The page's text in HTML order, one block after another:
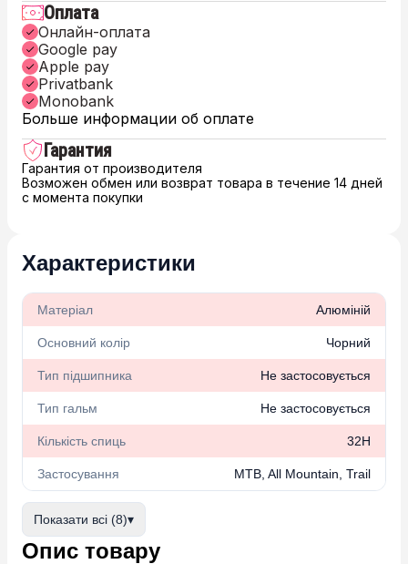
Оплата
Онлайн-оплата
Google pay
Apple pay
Privatbank
Monobank
Больше информации об оплате
Гарантия
Гарантия от производителя
Возможен обмен или возврат товара в течение 14 дней
с момента покупки
Характеристики
Матеріал Алюміній
Основний колір Чорний
Тип підшипника Не застосовується
Тип гальм Не застосовується
Кількість спиць 32H
Застосування MTB, All Mountain, Trail
Показати всі (8)▾
Опис товару